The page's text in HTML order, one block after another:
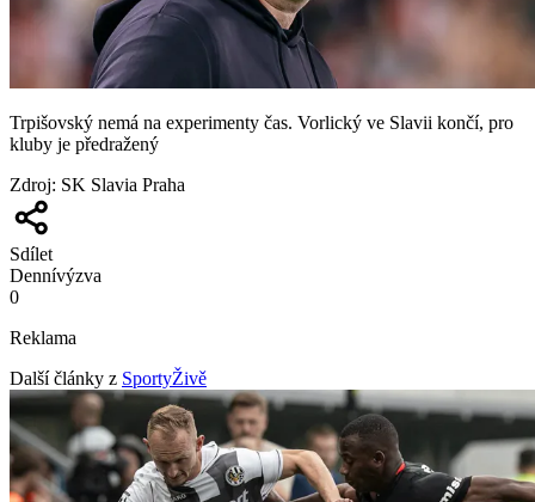
Trpišovský nemá na experimenty čas. Vorlický ve Slavii končí, pro
kluby je předražený
Zdroj: SK Slavia Praha
Sdílet
Dennívýzva
0
Reklama
Další články z SportyŽivě